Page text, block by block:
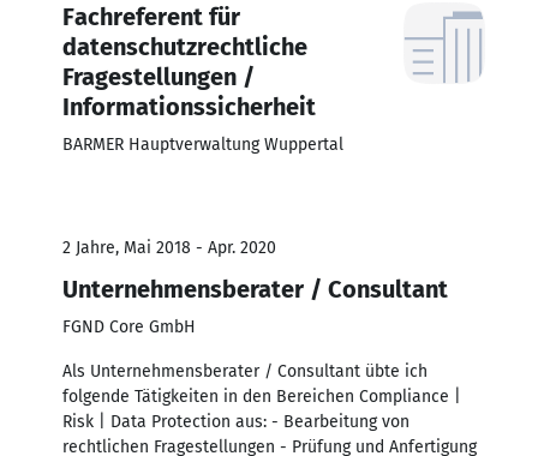
Fachreferent für
datenschutzrechtliche
Fragestellungen /
Informationssicherheit
BARMER Hauptverwaltung Wuppertal
2 Jahre, Mai 2018 - Apr. 2020
Unternehmensberater / Consultant
FGND Core GmbH
Als Unternehmensberater / Consultant übte ich
folgende Tätigkeiten in den Bereichen Compliance |
Risk | Data Protection aus: - Bearbeitung von
rechtlichen Fragestellungen - Prüfung und Anfertigung